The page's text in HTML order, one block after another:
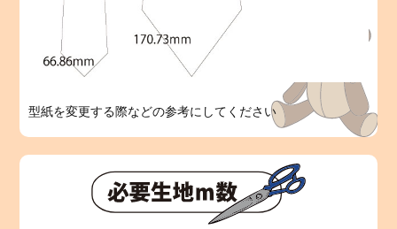
型紙を変更する際などの参考にしてください